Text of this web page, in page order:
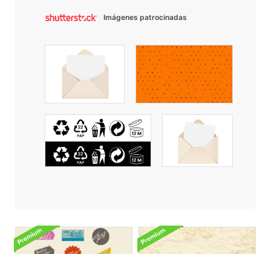
Imágenes patrocinadas